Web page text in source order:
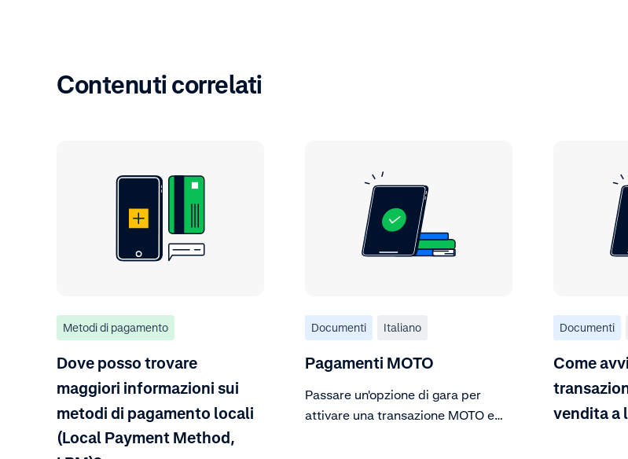
Contenuti correlati
Metodi di pagamento
Dove posso trovare
maggiori informazioni sui
metodi di pagamento locali
(Local Payment Method,
Documenti Italiano
Pagamenti MOTO
Passare un'opzione di gara per
attivare una transazione MOTO e
Documenti
Come
vendita a